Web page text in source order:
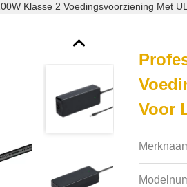
Klasse 2 Voedingsvoorziening Met
Voor